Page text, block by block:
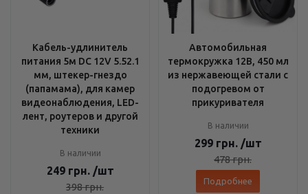
Кабель-удлинитель
питания 5м DC 12V 5.52.1
мм, штекер-гнездо
(папамама), для камер
видеонаблюдения, LED-
лент, роутеров и другой
техники
В наличии
249 грн. /шт
398грн.
Автомобильная
термокружка 12В, 450 мл
из нержавеющей стали с
подогревом от
прикуривателя
В наличии
299 грн. /шт
478грн.
Подробнее